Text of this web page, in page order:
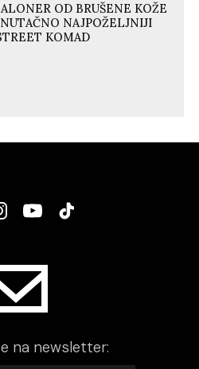
OD BRUŠENE KOŽE
NAJPOŽELJNIJI
KOMAD
na newsletter: